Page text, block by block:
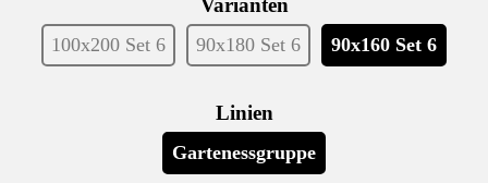
Varianten
100x200 Set 6 90x180 Set 6 90x160 Set 6
Linien
Gartenessgruppe